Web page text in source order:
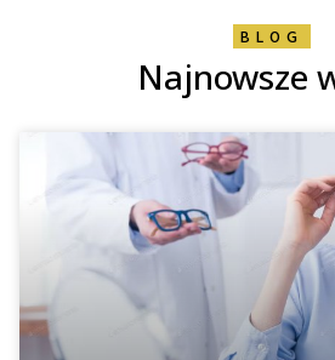
BLOG
Najnowsze